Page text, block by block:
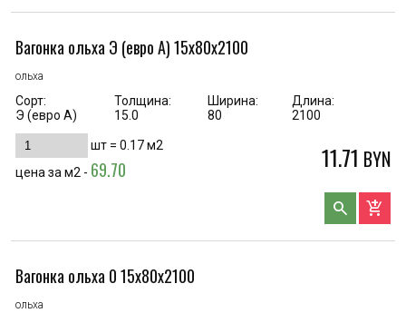
Вагонка ольха Э (евро А) 15х80х2100
ольха
Сорт:
Э (евро А)
Толщина:
15.0
Ширина:
80
Длина:
2100
шт = 0.17м2
цена за м2 - 69.70 11.71 BYN
search add_shopping_cart
Вагонка ольха 0 15х80х2100
ольха